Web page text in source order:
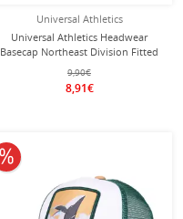
Universal Athletics
Universal Athletics Headwear
Basecap Northeast Division Fitted
Cap olivegrün - 1 Stück
9,90€
8,91€
10% reduziert